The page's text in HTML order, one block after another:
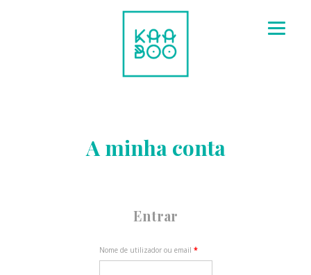
A minha conta
Entrar
Nome de utilizador ou email *